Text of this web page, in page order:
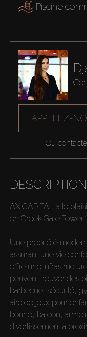
Piscine
APPELEZ-
Ou
DESCRIPTION
AX CAPITAL a le
en Creek Gate Tower 1.
Une propriété
assurant une vie
offre une
peuvent trouver des
barbecue, sécurité,
aire de jeux pour
bonne, balcon,
divertissement à